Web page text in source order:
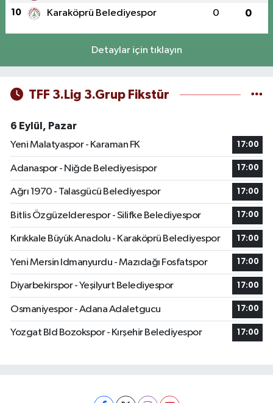
10 Karaköprü Belediyespor 0 0
Detaylar için tıklayın
TFF 3.Lig 3.Grup Fikstür
6 Eylül, Pazar
Yeni Malatyaspor - Karaman FK
17:00
Adanaspor - Niğde Belediyesispor 17:00
Ağrı 1970 - Talasgücü Belediyespor 17:00
Bitlis Özgüzelderespor - Silifke Belediyespor 17:00
Kırıkkale Büyük Anadolu - Karaköprü Belediyespor 17:00
Yeni Mersin Idmanyurdu - Mazıdağı Fosfatspor 17:00
Diyarbekirspor - Yeşilyurt Belediyespor 17:00
Osmaniyespor - Adana Adaletgucu 17:00
Yozgat Bld Bozokspor - Kırşehir Belediyespor 17:00